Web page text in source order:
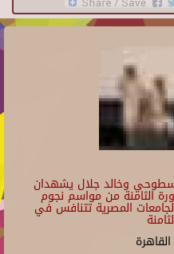
سطوحي وخالد جلال يشهدان
الثامنة من مواسم نجوم
130 عرضًا من الجامعات المصرية تتنافس في